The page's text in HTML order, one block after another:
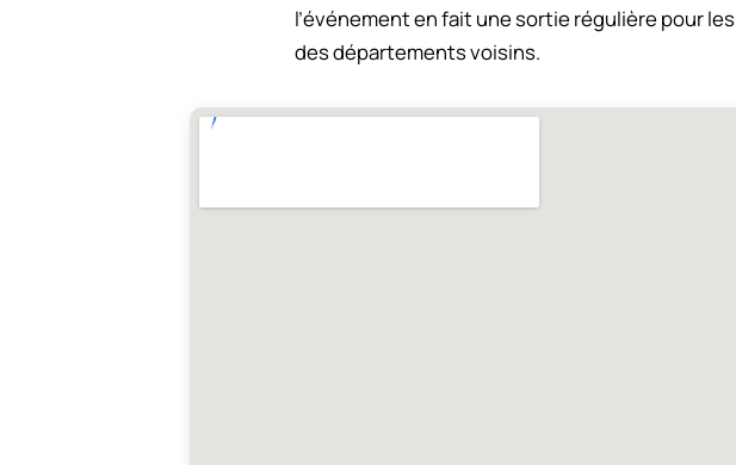
l’événement en fait une sortie régulière pour
des départements voisins.